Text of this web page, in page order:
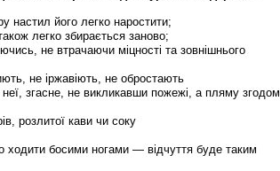
настил його легко наростити;
легко збирається заново;
не втрачаючи міцності та зовнішнього
не іржавіють, не обростають
згасне, не викликавши пожежі, а пляму згодом
розлитої кави чи соку
ходити босими ногами — відчуття буде таким